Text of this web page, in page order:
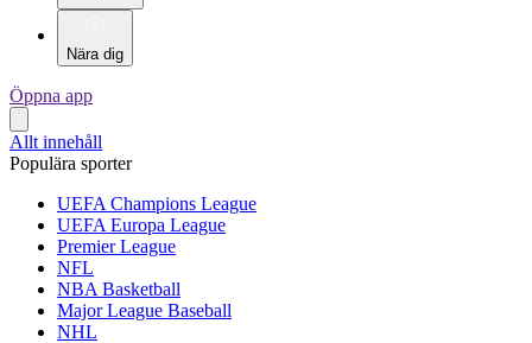
Nära dig
Öppna app
Allt innehåll
Populära sporter
UEFA Champions League
UEFA Europa League
Premier League
NFL
NBA Basketball
Major League Baseball
NHL